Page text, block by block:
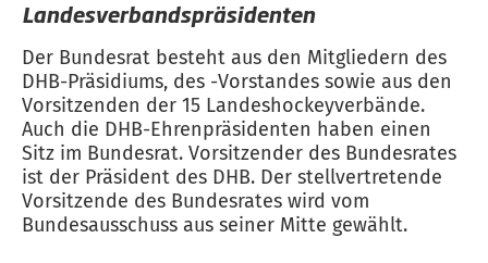
Landesverbandspräsidenten
Der Bundesrat besteht aus den Mitgliedern des
DHB-Präsidiums, des -Vorstandes sowie aus den
Vorsitzenden der 15 Landeshockeyverbände.
Auch die DHB-Ehrenpräsidenten haben einen
Sitz im Bundesrat. Vorsitzender des Bundesrates
ist der Präsident des DHB. Der stellvertretende
Vorsitzende des Bundesrates wird vom
Bundesausschuss aus seiner Mitte gewählt.